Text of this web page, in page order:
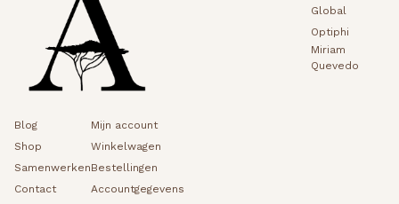
Global
Optiphi
Miriam
Quevedo
Blog
Shop
Samenwerken
Contact
Mijn account
Winkelwagen
Bestellingen
Accountgegevens